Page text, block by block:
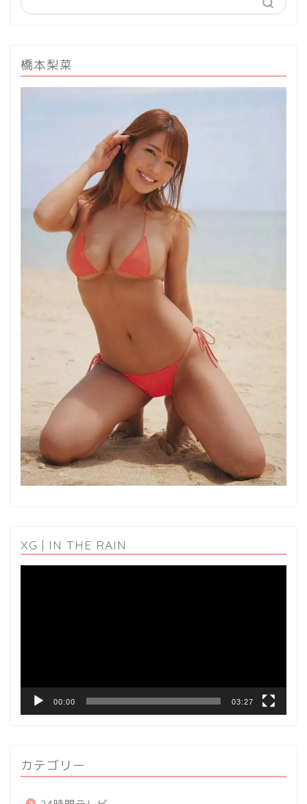
橋本梨菜
XG | IN THE RAIN
00:00 03:27
カテゴリー